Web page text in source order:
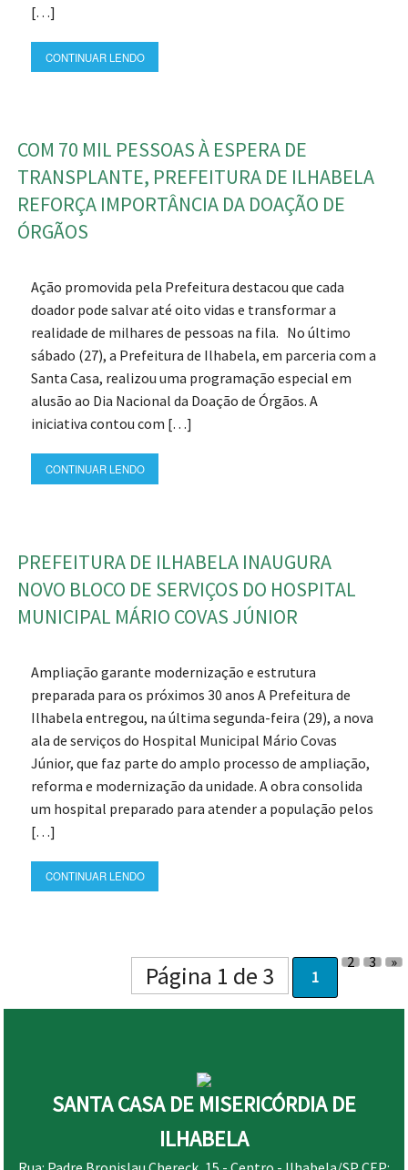
[…]
CONTINUAR LENDO
COM 70 MIL PESSOAS À ESPERA DE
TRANSPLANTE, PREFEITURA DE ILHABELA
REFORÇA IMPORTÂNCIA DA DOAÇÃO DE
ÓRGÃOS
Ação promovida pela Prefeitura destacou que cada
doador pode salvar até oito vidas e transformar a
realidade de milhares de pessoas na fila. No último
sábado (27), a Prefeitura de Ilhabela, em parceria com a
Santa Casa, realizou uma programação especial em
alusão ao Dia Nacional da Doação de Órgãos. A
iniciativa contou com […]
CONTINUAR LENDO
PREFEITURA DE ILHABELA INAUGURA
NOVO BLOCO DE SERVIÇOS DO HOSPITAL
MUNICIPAL MÁRIO COVAS JÚNIOR
Ampliação garante modernização e estrutura
preparada para os próximos 30 anos A Prefeitura de
Ilhabela entregou, na última segunda-feira (29), a nova
ala de serviços do Hospital Municipal Mário Covas
Júnior, que faz parte do amplo processo de ampliação,
reforma e modernização da unidade. A obra consolida
um hospital preparado para atender a população pelos
[…]
CONTINUAR LENDO
Página 1 de 3 1
2 3 »
SANTA CASA DE MISERICÓRDIA DE
ILHABELA